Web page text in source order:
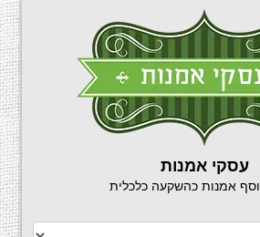
עסקי אמנות
אמנות כהשקעה כלכלית